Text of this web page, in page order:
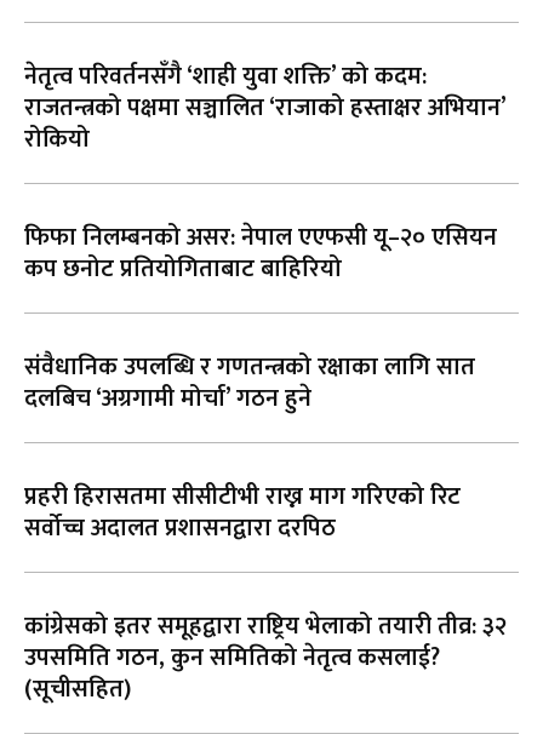
नेतृत्व परिवर्तनसँगै ‘शाही युवा शक्ति’ को कदम:
राजतन्त्रको पक्षमा सञ्चालित ‘राजाको हस्ताक्षर अभियान’
रोकियो
फिफा निलम्बनको असर: नेपाल एएफसी यू–२० एसियन
कप छनोट प्रतियोगिताबाट बाहिरियो
संवैधानिक उपलब्धि र गणतन्त्रको रक्षाका लागि सात
दलबिच ‘अग्रगामी मोर्चा’ गठन हुने
प्रहरी हिरासतमा सीसीटीभी राख्न माग गरिएको रिट
सर्वोच्च अदालत प्रशासनद्वारा दरपिठ
कांग्रेसको इतर समूहद्वारा राष्ट्रिय भेलाको तयारी तीव्र: ३२
उपसमिति गठन, कुन समितिको नेतृत्व कसलाई?
(सूचीसहित)